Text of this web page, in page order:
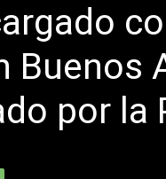
Buenos
por la